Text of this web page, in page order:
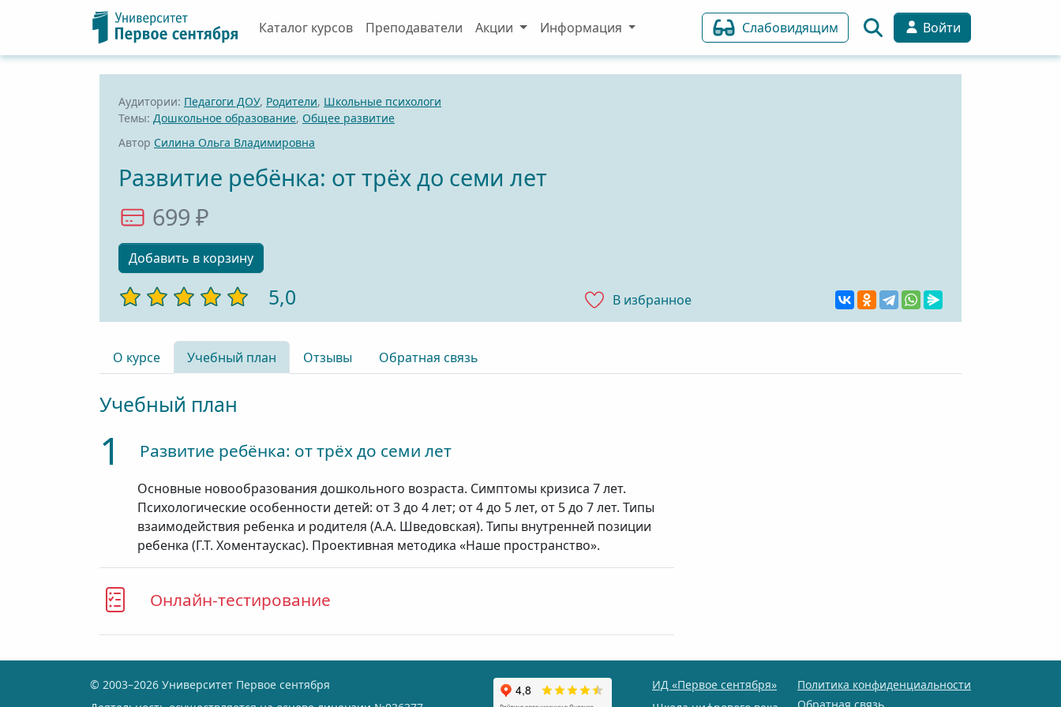
Каталог курсов Преподаватели Акции Информация Слабовидящим Войти
Аудитории: Педагоги ДОУ, Родители, Школьные психологи
Темы: Дошкольное образование, Общее развитие
Автор Силина Ольга Владимировна
Развитие ребёнка: от трёх до семи лет
699 ₽
Добавить в корзину
5,0 В избранноe
О курсе Учебный план Отзывы Обратная связь
Учебный план
1 Развитие ребёнка: от трёх до семи лет
Основные новообразования дошкольного возраста. Симптомы кризиса 7 лет.
Психологические особенности детей: от 3 до 4 лет; от 4 до 5 лет, от 5 до 7 лет. Типы
взаимодействия ребенка и родителя (А.А. Шведовская). Типы внутренней позиции
ребенка (Г.Т. Хоментаускас). Проективная методика «Наше пространство».
Онлайн-тестирование
© 2003–2026 Университет Первое сентября
ИД «Первое сентября»
Политика конфиденциальности